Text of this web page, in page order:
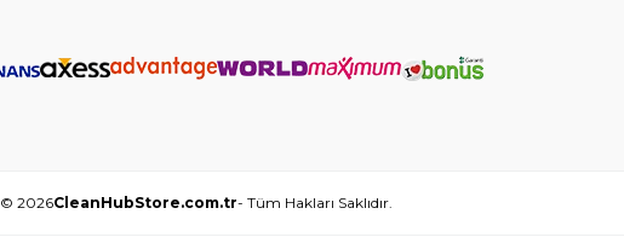
© 2026CleanHubStore.com.tr- Tüm Hakları Saklıdır.